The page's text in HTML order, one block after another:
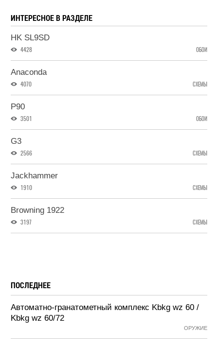
ИНТЕРЕСНОЕ В РАЗДЕЛЕ
HK SL9SD
4428 ОБОИ
Anaconda
4070 СХЕМЫ
P90
3501 ОБОИ
G3
2566 СХЕМЫ
Jackhammer
1910 СХЕМЫ
Browning 1922
3197 СХЕМЫ
ПОСЛЕДНЕЕ
Автоматно-гранатометный комплекс Kbkg wz 60 /
Kbkg wz 60/72
ОРУЖИЕ